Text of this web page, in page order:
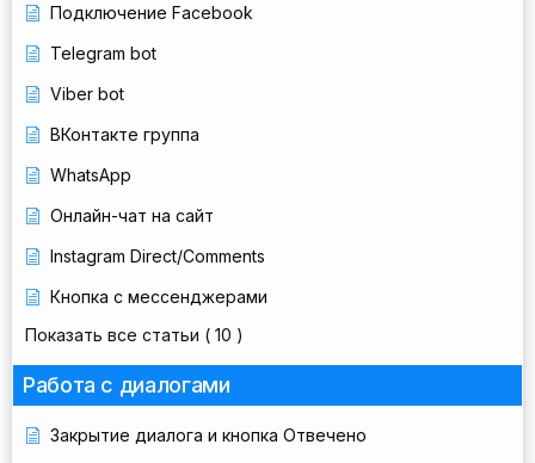
Подключение Facebook
Telegram bot
Viber bot
ВКонтакте группа
WhatsApp
Онлайн-чат на сайт
Instagram Direct/Comments
Кнопка с мессенджерами
Показать все статьи ( 10 )
Работа с диалогами
Закрытие диалога и кнопка Отвечено